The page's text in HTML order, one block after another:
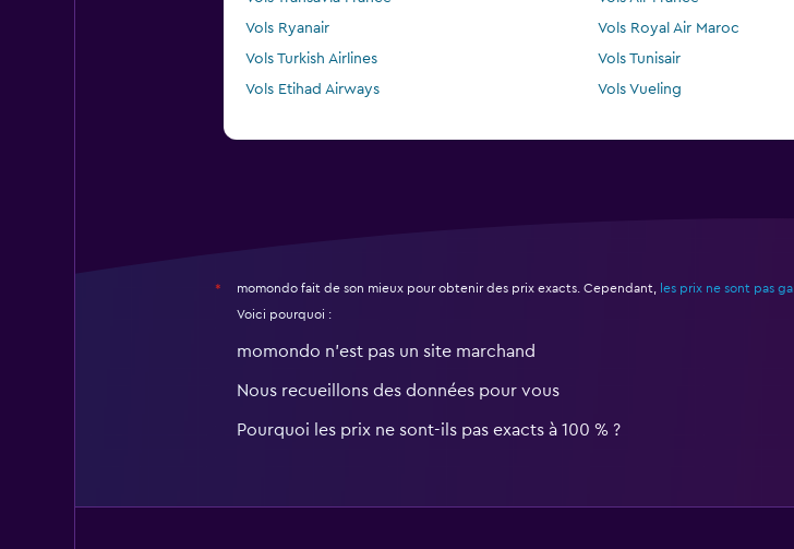
Vols Ryanair
Vols Royal Air Maroc
Vols Turkish Airlines
Vols Tunisair
Vols Etihad Airways
Vols Vueling
* momondo fait de son mieux pour obtenir des prix exacts. Cependant, les prix ne sont pas
Voici pourquoi :
momondo n'est pas un site marchand
Nous recueillons des données pour vous
Pourquoi les prix ne sont-ils pas exacts à 100 % ?